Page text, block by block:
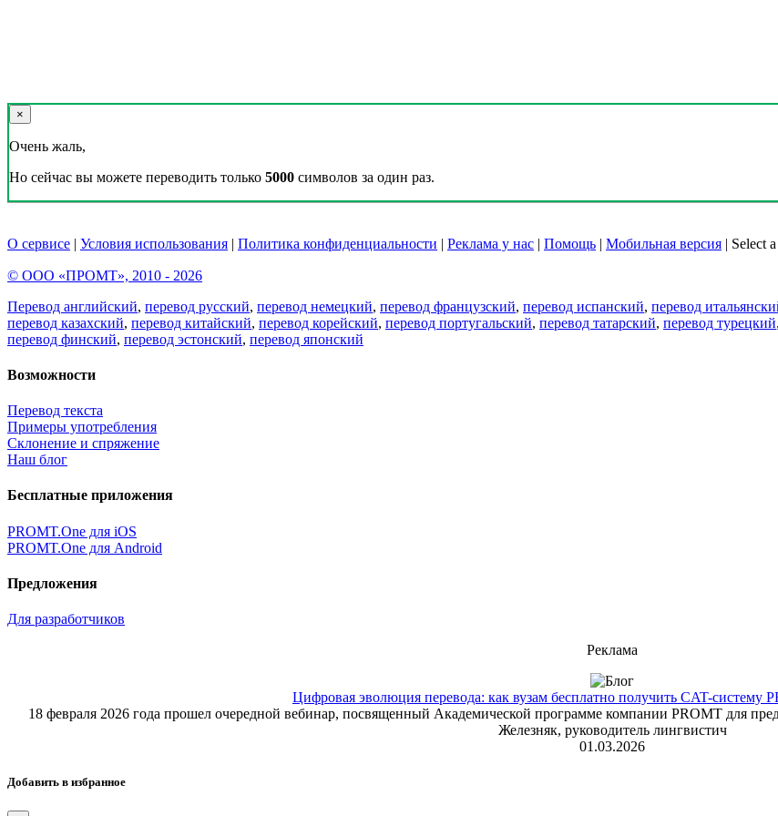
×
Очень жаль,
Но сейчас вы можете переводить только 5000 символов за один раз.
О сервисе | Условия использования | Политика конфиденциальности | Реклама у нас | Помощь | Мобильная версия | Select
© ООО «ПРОМТ», 2010 - 2026
Перевод английский, перевод русский, перевод немецкий, перевод французский, перевод испанский, перевод
перевод казахский, перевод китайский, перевод корейский, перевод португальский, перевод татарский, перевод турецкий,
перевод финский, перевод эстонский, перевод японский
Возможности
Перевод текста
Примеры употребления
Склонение и спряжение
Наш блог
Бесплатные приложения
PROMT.One для iOS
PROMT.One для Android
Предложения
Для разработчиков
Реклама
Цифровая эволюция перевода: как вузам бесплатно получить CAT-систему
18 февраля 2026 года прошел очередной вебинар, посвященный Академической программе компании PROMT для
Железняк, руководитель лингвистич
01.03.2026
Добавить в избранное